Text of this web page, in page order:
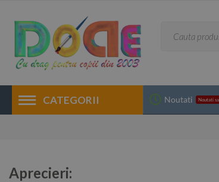
CATEGORII Noutati Noutati
Aprecieri: